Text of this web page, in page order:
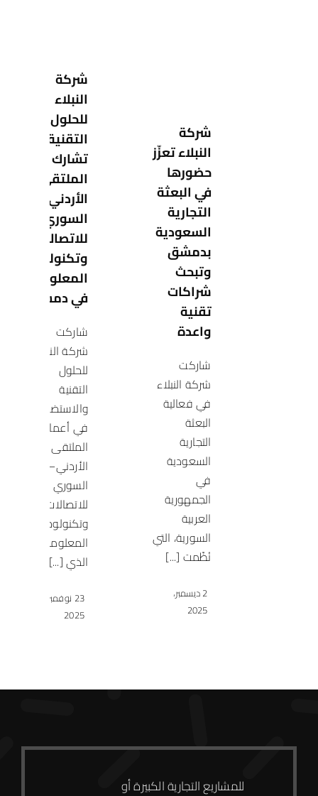
شركة
النبلاء تعزّز
حضورها
في البعثة
التجارية
السعودية
بدمشق
وتبحث
شراكات
تقنية
واعدة
شاركت
شركة النبلاء
في فعالية
البعثة
التجارية
السعودية
في
الجمهورية
العربية
السورية، التي
نُظّمت [...]
2 ديسمبر،
2025
شركة
النبلاء
للحلول
التقنية
تشارك في
الملتقى
الأردني–
السوري
للاتصالات
وتكنولوجيا
المعلومات
في دمشق
شاركت
شركة النبلاء
للحلول
التقنية
والاستضافة
في أعمال
الملتقى
الأردني–
السوري
للاتصالات
وتكنولوجيا
المعلومات
الذي [...]
23 نوفمبر،
2025
للمشاريع التجارية الكبيرة أو